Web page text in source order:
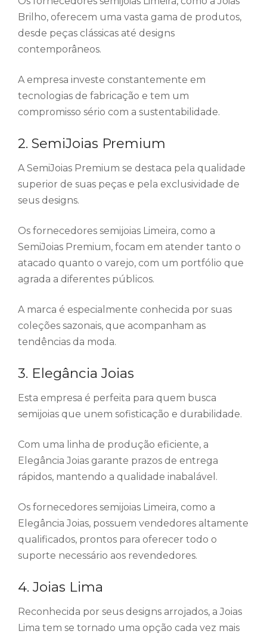
Brilho, oferecem uma vasta gama de produtos,
desde peças clássicas até designs
contemporâneos.
A empresa investe constantemente em
tecnologias de fabricação e tem um
compromisso sério com a sustentabilidade.
2. SemiJoias Premium
A SemiJoias Premium se destaca pela qualidade
superior de suas peças e pela exclusividade de
seus designs.
Os fornecedores semijoias Limeira, como a
SemiJoias Premium, focam em atender tanto o
atacado quanto o varejo, com um portfólio que
agrada a diferentes públicos.
A marca é especialmente conhecida por suas
coleções sazonais, que acompanham as
tendências da moda.
3. Elegância Joias
Esta empresa é perfeita para quem busca
semijoias que unem sofisticação e durabilidade.
Com uma linha de produção eficiente, a
Elegância Joias garante prazos de entrega
rápidos, mantendo a qualidade inabalável.
Os fornecedores semijoias Limeira, como a
Elegância Joias, possuem vendedores altamente
qualificados, prontos para oferecer todo o
suporte necessário aos revendedores.
4. Joias Lima
Reconhecida por seus designs arrojados, a Joias
Lima tem se tornado uma opção cada vez mais